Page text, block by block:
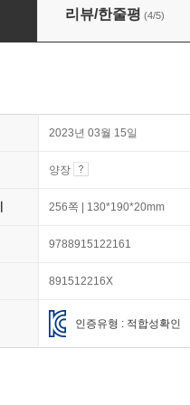
리뷰/한줄평 (4/5)
2023년 03월 15일
양장
256쪽 | 130*190*20mm
9788915122161
891512216X
인증유형 : 적합성확인